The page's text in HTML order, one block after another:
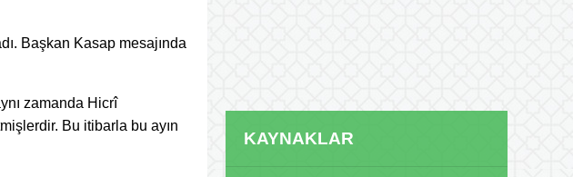
Başkan Kasap mesajında
zamanda Hicrî
Bu itibarla bu ayın
KAYNAKLAR